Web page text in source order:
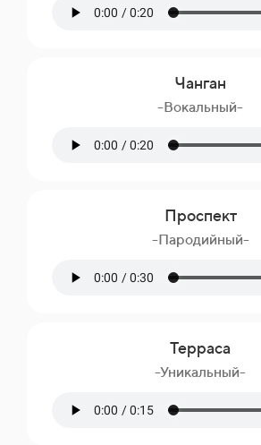
Чанган
-Вокальный-
Проспект
-Пародийный-
Терраса
-Уникальный-